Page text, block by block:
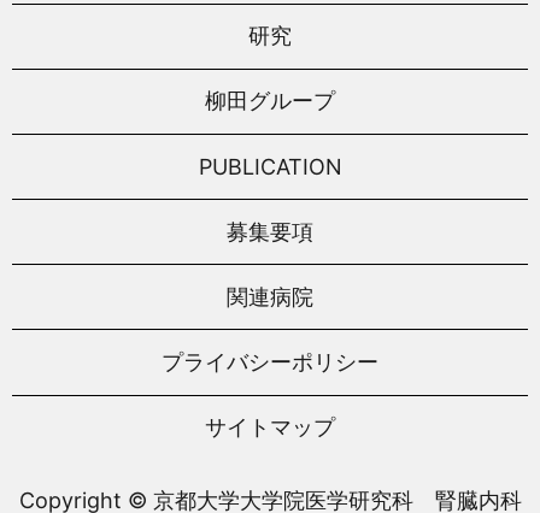
研究
柳田グループ
PUBLICATION
募集要項
関連病院
プライバシーポリシー
サイトマップ
Copyright © 京都大学大学院医学研究科 腎臓内科